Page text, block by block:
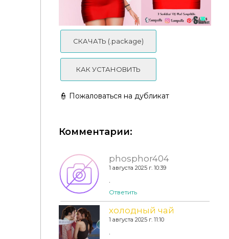
Valentines Day Xoxo Dress by couquett
Valentines Day Dress N3 by couquett
СКАЧАТЬ (.package)
КАК УСТАНОВИТЬ
👮 Пожаловаться на дубликат
Комментарии:
phosphor404
1 августа 2025 г. 10:39
Ответить
холодный чай
1 августа 2025 г. 11:10